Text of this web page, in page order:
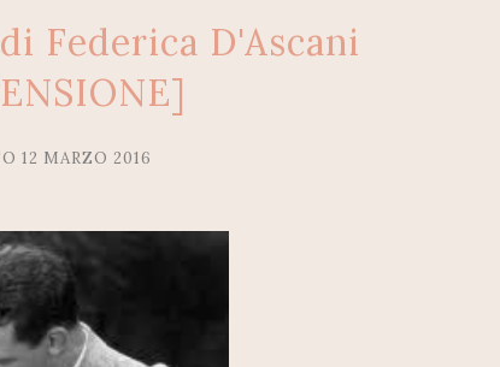
Federica D'Ascani
12 MARZO 2016